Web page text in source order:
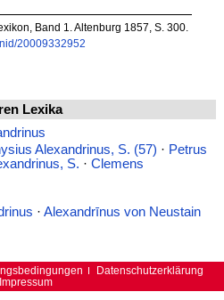
Band 1. Altenburg 1857, S. 300.
20009332952
Lexika
Alexandrinus, S. (57) · Petrus
S. · Clemens
· Alexandrīnus von Neustain
Datenschutzerklärung
Impressum